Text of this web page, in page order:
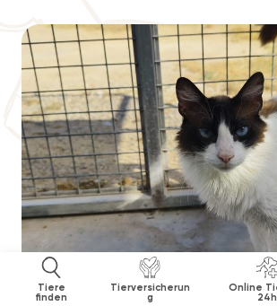
Tiere
finden
Tierversicherun
g
Online
24h